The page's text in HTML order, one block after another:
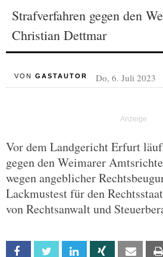
Strafverfahren gegen den
Christian Dettmar
VON GASTAUTOR Do, 6. Juli 2023
Vor dem Landgericht Erfurt
gegen den Weimarer
wegen angeblicher
Lackmustest für den
von Rechtsanwalt und
Facebook Twitter Linkedin Xing Email